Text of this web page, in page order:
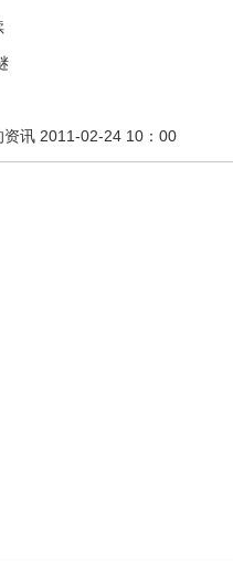
讯 2011-02-24 10：00